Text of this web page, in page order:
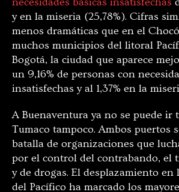
y en la miseria (25,78%). Cifras
menos dramáticas que en el
muchos municipios del litoral
Bogotá, la ciudad que aparece
un 9,16% de personas con
insatisfechas y al 1,37% en la
A Buenaventura ya no se puede ir
Tumaco tampoco. Ambos puertos
batalla de organizaciones que
por el control del contrabando, el
y de drogas. El desplazamiento en
del Pacífico ha marcado los